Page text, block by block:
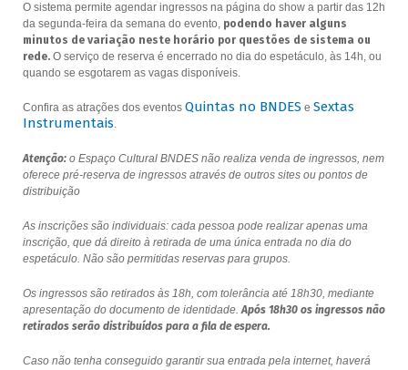
O sistema permite agendar ingressos na página do show a partir das 12h
da segunda-feira da semana do evento, podendo haver alguns
minutos de variação neste horário por questões de sistema ou
rede.O serviço de reserva é encerrado no dia do espetáculo, às 14h, ou
quando se esgotarem as vagas disponíveis.
Confira as atrações dos eventos Quintas no BNDES e Sextas
Instrumentais.
Atenção:o Espaço Cultural BNDES não realiza venda de ingressos, nem
oferece pré-reserva de ingressos através de outros sites ou pontos de
distribuição
As inscrições são individuais: cada pessoa pode realizar apenas uma
inscrição, que dá direito à retirada de uma única entrada no dia do
espetáculo. Não são permitidas reservas para grupos.
Os ingressos são retirados às 18h, com tolerância até 18h30, mediante
apresentação do documento de identidade.Após 18h30 os ingressos não
retirados serão distribuídos para a fila de espera.
Caso não tenha conseguido garantir sua entrada pela internet, haverá